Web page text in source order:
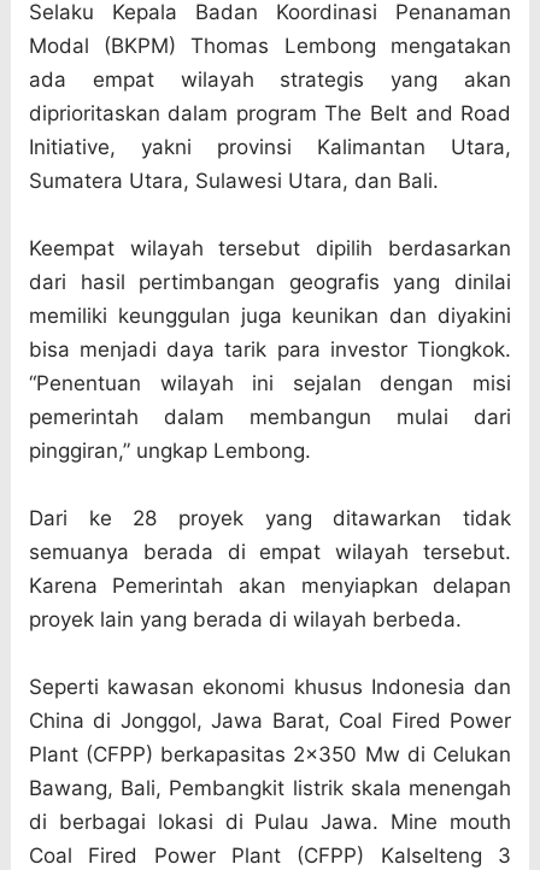
Selaku Kepala Badan Koordinasi Penanaman
Modal (BKPM) Thomas Lembong mengatakan
ada empat wilayah strategis yang akan
diprioritaskan dalam program The Belt and Road
Initiative, yakni provinsi Kalimantan Utara,
Sumatera Utara, Sulawesi Utara, dan Bali.
Keempat wilayah tersebut dipilih berdasarkan
dari hasil pertimbangan geografis yang dinilai
memiliki keunggulan juga keunikan dan diyakini
bisa menjadi daya tarik para investor Tiongkok.
“Penentuan wilayah ini sejalan dengan misi
pemerintah dalam membangun mulai dari
pinggiran,” ungkap Lembong.
Dari ke 28 proyek yang ditawarkan tidak
semuanya berada di empat wilayah tersebut.
Karena Pemerintah akan menyiapkan delapan
proyek lain yang berada di wilayah berbeda.
Seperti kawasan ekonomi khusus Indonesia dan
China di Jonggol, Jawa Barat, Coal Fired Power
Plant (CFPP) berkapasitas 2×350 Mw di Celukan
Bawang, Bali, Pembangkit listrik skala menengah
di berbagai lokasi di Pulau Jawa. Mine mouth
Coal Fired Power Plant (CFPP) Kalselteng 3